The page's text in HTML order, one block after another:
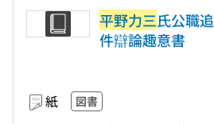
平野力三氏公職
件辯論趣意書
紙 図書